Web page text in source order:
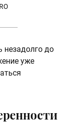
незадолго до
уже